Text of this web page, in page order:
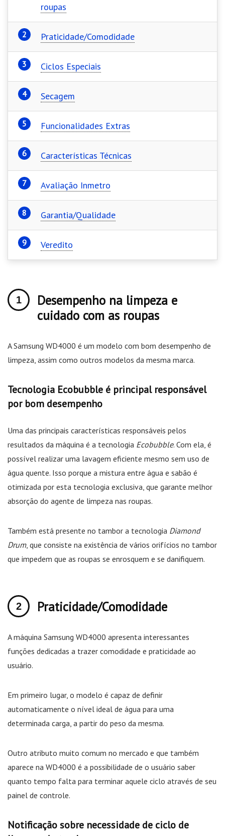
roupas
Praticidade/Comodidade
Ciclos Especiais
Secagem
Funcionalidades Extras
Características Técnicas
Avaliação Inmetro
Garantia/Qualidade
Veredito
Desempenho na limpeza e
cuidado com as roupas
A Samsung WD4000 é um modelo com bom desempenho de
limpeza, assim como outros modelos da mesma marca.
Tecnologia Ecobubble é principal responsável
por bom desempenho
Uma das principais características responsáveis pelos
resultados da máquina é a tecnologia Ecobubble. Com ela, é
possível realizar uma lavagem eficiente mesmo sem uso de
água quente. Isso porque a mistura entre água e sabão é
otimizada por esta tecnologia exclusiva, que garante melhor
absorção do agente de limpeza nas roupas.
Também está presente no tambor a tecnologia Diamond
Drum, que consiste na existência de vários orifícios no tambor
que impedem que as roupas se enrosquem e se danifiquem.
Praticidade/Comodidade
A máquina Samsung WD4000 apresenta interessantes
funções dedicadas a trazer comodidade e praticidade ao
usuário.
Em primeiro lugar, o modelo é capaz de definir
automaticamente o nível ideal de água para uma
determinada carga, a partir do peso da mesma.
Outro atributo muito comum no mercado e que também
aparece na WD4000 é a possibilidade de o usuário saber
quanto tempo falta para terminar aquele ciclo através de seu
painel de controle.
Notificação sobre necessidade de ciclo de